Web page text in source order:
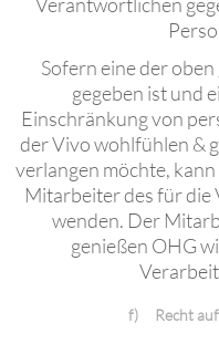
Verantwortlichen
Sofern eine der
gegeben ist und
Einschränkung von
der Vivo wohlfühlen &
verlangen möchte,
Mitarbeiter des für
wenden. Der
genießen OHG
f) Recht auf